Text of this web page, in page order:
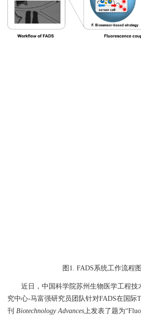
图 1. FADS系统工作流程
近日，中国科学院苏州生物医学工程技
究中心-马富强研究员团队针对FADS在国际
刊 Biotechnology Advances 上发表了题为“